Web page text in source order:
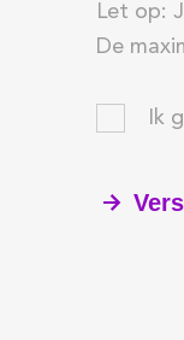
Let op:
De
Ik